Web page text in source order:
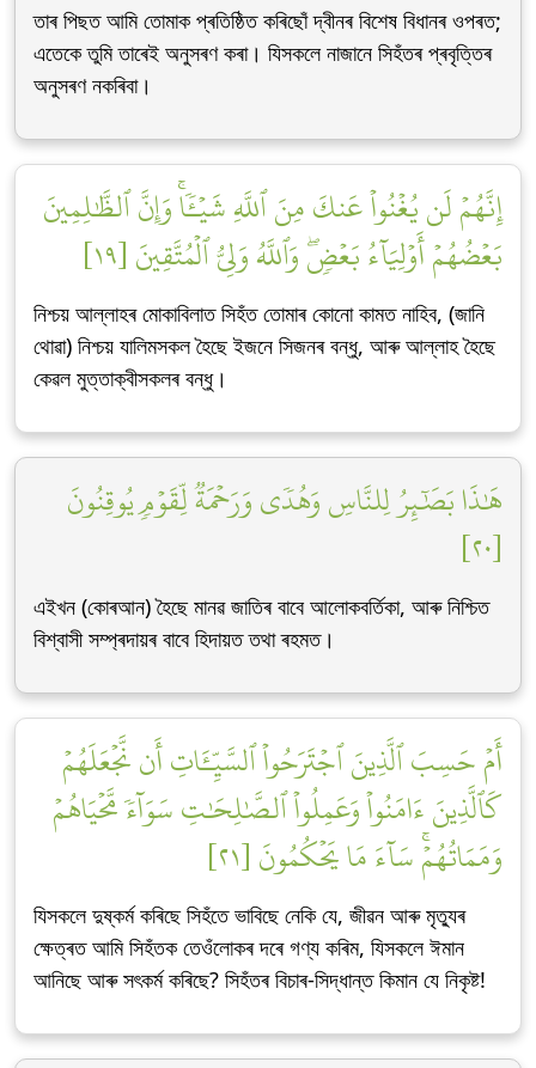
তাৰ পিছত আমি তোমাক প্ৰতিষ্ঠিত কৰিছোঁ দ্বীনৰ বিশেষ বিধানৰ ওপৰত;
এতেকে তুমি তাৰেই অনুসৰণ কৰা। যিসকলে নাজানে সিহঁতৰ প্ৰবৃত্তিৰ
অনুসৰণ নকৰিবা।
إِنَّهُمۡ لَن يُغۡنُواْ عَنكَ مِنَ ٱللَّهِ شَيۡـٔٗاۚ وَإِنَّ ٱلظَّٰلِمِينَ
بَعۡضُهُمۡ أَوۡلِيَآءُ بَعۡضٖۖ وَٱللَّهُ وَلِيُّ ٱلۡمُتَّقِينَ [١٩]
নিশ্চয় আল্লাহৰ মোকাবিলাত সিহঁত তোমাৰ কোনো কামত নাহিব, (জানি
থোৱা) নিশ্চয় যালিমসকল হৈছে ইজনে সিজনৰ বন্ধু, আৰু আল্লাহ হৈছে
কেৱল মুত্তাক্বীসকলৰ বন্ধু।
هَٰذَا بَصَٰٓئِرُ لِلنَّاسِ وَهُدٗى وَرَحۡمَةٞ لِّقَوۡمٖ يُوقِنُونَ
[٢٠]
এইখন (কোৰআন) হৈছে মানৱ জাতিৰ বাবে আলোকবৰ্তিকা, আৰু নিশ্চিত
বিশ্বাসী সম্প্ৰদায়ৰ বাবে হিদায়ত তথা ৰহমত।
أَمۡ حَسِبَ ٱلَّذِينَ ٱجۡتَرَحُواْ ٱلسَّيِّـَٔاتِ أَن نَّجۡعَلَهُمۡ
كَٱلَّذِينَ ءَامَنُواْ وَعَمِلُواْ ٱلصَّٰلِحَٰتِ سَوَآءٗ مَّحۡيَاهُمۡ
وَمَمَاتُهُمۡۚ سَآءَ مَا يَحۡكُمُونَ [٢١]
যিসকলে দুষ্কৰ্ম কৰিছে সিহঁতে ভাবিছে নেকি যে, জীৱন আৰু মৃত্যুৰ
ক্ষেত্ৰত আমি সিহঁতক তেওঁলোকৰ দৰে গণ্য কৰিম, যিসকলে ঈমান
আনিছে আৰু সৎকৰ্ম কৰিছে? সিহঁতৰ বিচাৰ-সিদ্ধান্ত কিমান যে নিকৃষ্ট!